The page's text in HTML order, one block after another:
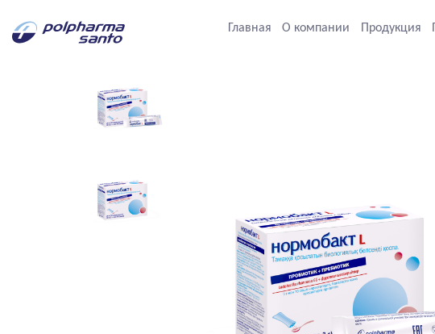
Главная О компании Продукция